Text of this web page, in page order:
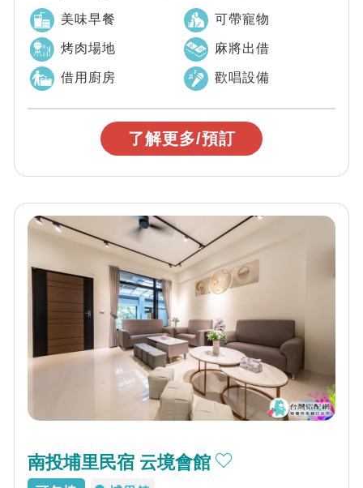
盡情享受鄉間小徑澄靜清幽 ...
美味早餐 可帶寵物
烤肉場地 麻將出借
借用廚房 歡唱設備
了解更多/預訂
南投埔里民宿 云境會館